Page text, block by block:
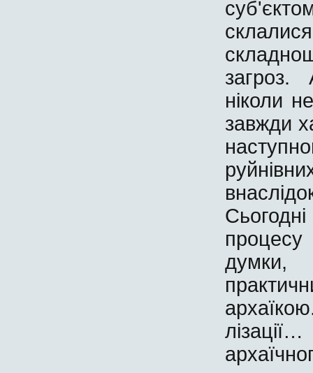
загроз.
ніколи
завжди
процесу